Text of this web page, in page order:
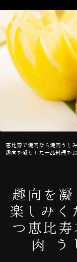
恵比寿で焼肉なら焼肉うし
趣向を凝らした一品料理を
趣向を
楽しみ
つ恵比
肉 う